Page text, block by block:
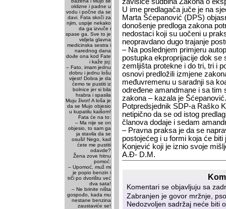
oklizne i padne u
vodu i počne da se
davi. Fata skoči za
njim, uspije nekako
da ga izvuče i
spase ga. Sve to je
vidjela glavna
medicinska sestra i
narednog dana
dođe ona kod Fate
i kaže joj:
– Fato, imam jednu
dobru i jednu lošu
vijest! Dobra je da
ćemo te pustiti iz
bolnice jer si bila
hrabra i spasila
Muju život! A loša je
da se Mujo objesio
u kupatilu kaišom!
Fata će na to:
– Ma nije se on
objesio, to sam ga
ja stavila da se
osuši! Nego, kad
ćete me pustiti
odavde?
Žena zove hitnu
pomoć:
– Upomoć, muž mi
je popio benzin i
trči po dvorištu već
dva sata!
– Ne brinite ništa
gospođo, kada mu
nestane benzina
zaustaviće se!
U ime predlagača juče je na
Marta Šćepanović (DPS)
donošenje predloga zakona
nedostaci koji su uočeni u
neopravdano dugo trajanje
– Na poslednjem primjeru
postupka ekproprijacije dok se
zemljišta protekne i do tri, tri i
osnovi predložili izmjene
međuvremenu u saradnji sa
određene amandmane i sa tim
zakona – kazala je Šćepanović.
Potpredsjednik SDP-a Raško
netipično da se od istog
članova dodaje i sedam
– Pravna praksa je da se
postojećeg i u formi koja će
Konjević koji je iznio svoje
A.Đ- D.M.
Komentari se objavljuju sa
Zabranjen je govor mržnje,
Nedozvoljen sadržaj neće biti